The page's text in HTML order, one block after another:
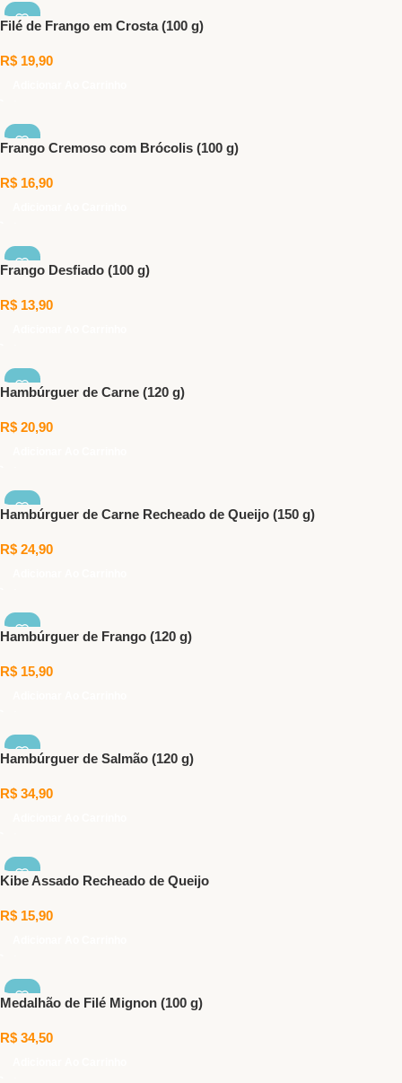
Filé de Frango em Crosta (100 g)
R$ 19,90
Frango Cremoso com Brócolis (100 g)
R$ 16,90
Frango Desfiado (100 g)
R$ 13,90
Hambúrguer de Carne (120 g)
R$ 20,90
Hambúrguer de Carne Recheado de Queijo (150 g)
R$ 24,90
Hambúrguer de Frango (120 g)
R$ 15,90
Hambúrguer de Salmão (120 g)
R$ 34,90
Kibe Assado Recheado de Queijo
R$ 15,90
Medalhão de Filé Mignon (100 g)
R$ 34,50